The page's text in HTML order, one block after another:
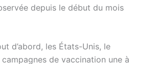
depuis le début du mois
d’abord, les États-Unis, le
de vaccination une à